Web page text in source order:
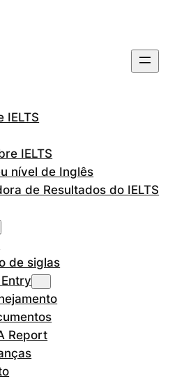
IELTS
IELTS
nível de Inglês
de Resultados do IELTS
de siglas
Report